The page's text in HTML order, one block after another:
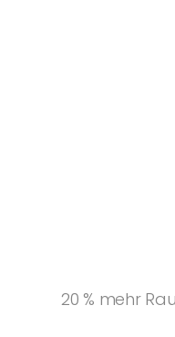
20 % mehr